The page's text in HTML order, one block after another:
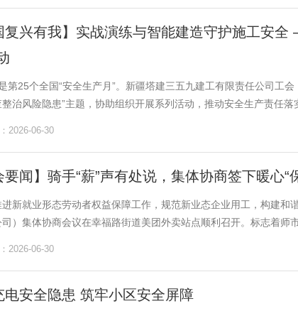
复兴有我】实战演练与智能建造守护施工安
第25个全国“安全生产月”。新疆塔建三五九建工有限责任公司工
治风险隐患”主题，协助组织开展系列活动，推动安全生产责任落
2026-06-30
要闻】骑手“薪”声有处说，集体协商签下暖心“
进新就业形态劳动者权益保障工作，规范新业态企业用工，构建
）集体协商会议在幸福路街道美团外卖站点顺利召开。标志着师
2026-06-30
电安全隐患 筑牢小区安全屏障